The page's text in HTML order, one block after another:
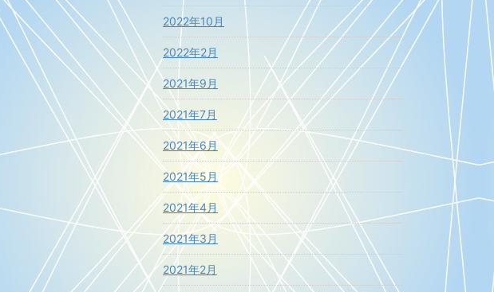
2022年10月
2022年2月
2021年9月
2021年7月
2021年6月
2021年5月
2021年4月
2021年3月
2021年2月